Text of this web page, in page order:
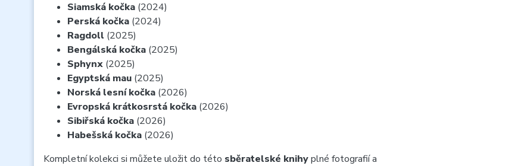
Siamská kočka (2024)
Perská kočka (2024)
Ragdoll (2025)
Bengálská kočka (2025)
Sphynx (2025)
Egyptská mau (2025)
Norská lesní kočka (2026)
Evropská krátkosrstá kočka (2026)
Sibiřská kočka (2026)
Habešská kočka (2026)
Kompletní kolekci si můžete uložit do této sběratelské knihyplné fotografií a